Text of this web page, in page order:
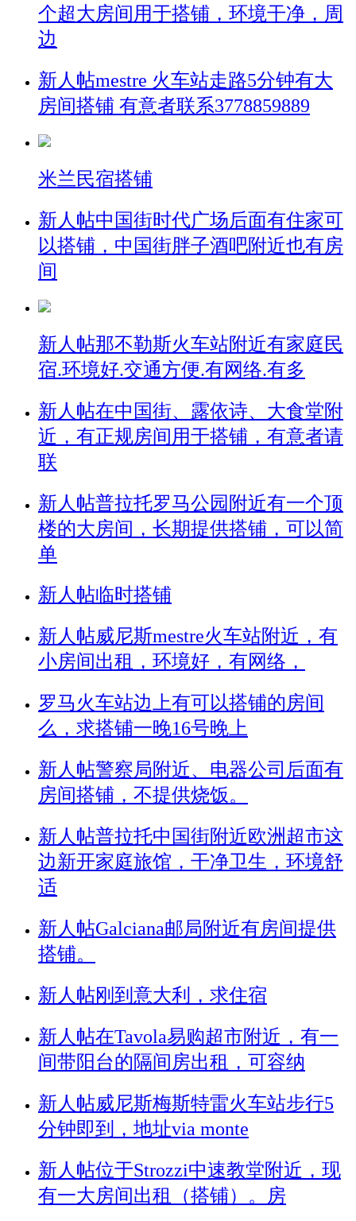
个超大房间用于搭铺，环境干净，周
边
新人帖mestre 火车站走路5分钟有大
房间搭铺 有意者联系3778859889
米兰民宿搭铺
新人帖中国街时代广场后面有住家可
以搭铺，中国街胖子酒吧附近也有房
间
新人帖那不勒斯火车站附近有家庭民
宿.环境好.交通方便.有网络.有多
新人帖在中国街、露依诗、大食堂附
近，有正规房间用于搭铺，有意者请
联
新人帖普拉托罗马公园附近有一个顶
楼的大房间，长期提供搭铺，可以简
单
新人帖临时搭铺
新人帖威尼斯mestre火车站附近，有
小房间出租，环境好，有网络，
罗马火车站边上有可以搭铺的房间
么，求搭铺一晚16号晚上
新人帖警察局附近、电器公司后面有
房间搭铺，不提供烧饭。
新人帖普拉托中国街附近欧洲超市这
边新开家庭旅馆，干净卫生，环境舒
适
新人帖Galciana邮局附近有房间提供
搭铺。
新人帖刚到意大利，求住宿
新人帖在Tavola易购超市附近，有一
间带阳台的隔间房出租，可容纳
新人帖威尼斯梅斯特雷火车站步行5
分钟即到，地址via monte
新人帖位于Strozzi中速教堂附近，现
有一大房间出租（搭铺）。房